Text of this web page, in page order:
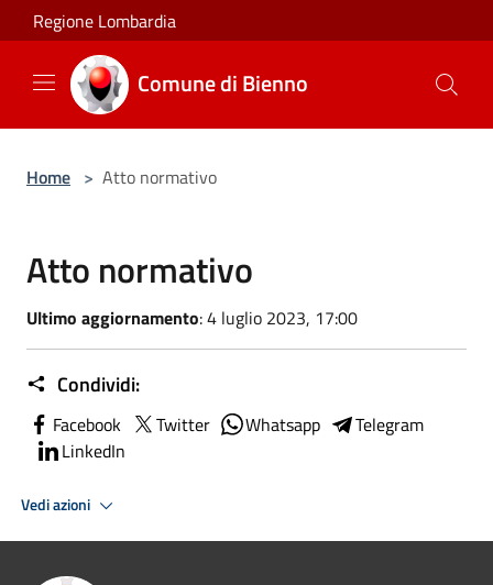
Salta al contenuto principale
Regione Lombardia
Comune di Bienno
Home > Atto normativo
Atto normativo
Ultimo aggiornamento: 4 luglio 2023, 17:00
Condividi:
Facebook Twitter Whatsapp
Telegram
LinkedIn
Vedi azioni